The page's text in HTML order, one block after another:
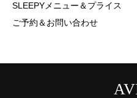
SLEEPYメニュー＆プライス
ご予約＆お問い合わせ